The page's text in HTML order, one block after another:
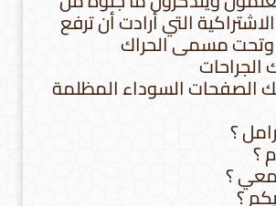
التي أرادت أن ترفع
وتحت مسمى الحراك
السوداء المظلمة
؟
؟
؟